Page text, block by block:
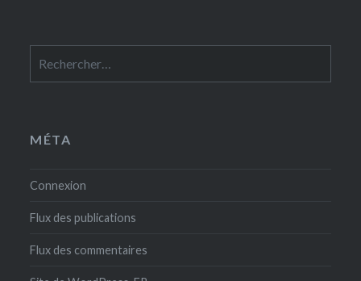
MÉTA
Connexion
Flux des publications
Flux des commentaires